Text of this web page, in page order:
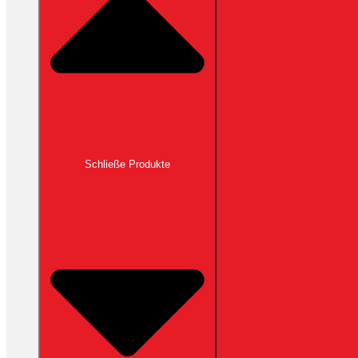
Schließe Produkte